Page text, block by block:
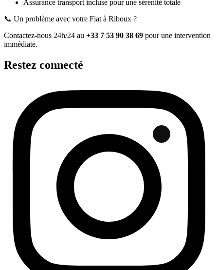
Assurance transport incluse pour une sérénité totale
📞 Un problème avec votre Fiat à Riboux ?
Contactez-nous 24h/24 au +33 7 53 90 38 69 pour une intervention
immédiate.
Restez connecté